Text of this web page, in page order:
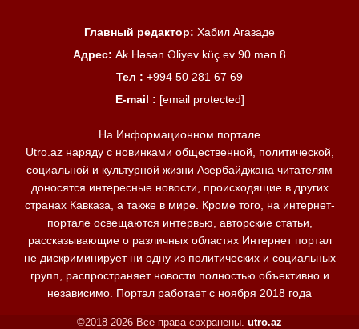
Главный редактор: Хабил Агазаде
Адрес: Ak.Həsən Əliyev küç ev 90 mən 8
Тел : +994 50 281 67 69
E-mail : [email protected]
На Информационном портале
Utro.az наряду с новинками общественной, политической,
социальной и культурной жизни Азербайджана читателям
доносятся интересные новости, происходящие в других
странах Кавказа, а также в мире. Кроме того, на интернет-
портале освещаются интервью, авторские статьи,
рассказывающие о различных областях Интернет портал
не дискриминирует ни одну из политических и социальных
групп, распространяет новости полностью объективно и
независимо. Портал работает с ноября 2018 года
©2018-2026 Все права сохранены. utro.az